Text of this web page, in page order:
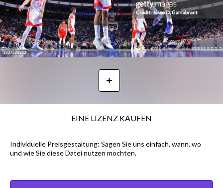
EINE LIZENZ KAUFEN
Individuelle Preisgestaltung: Sagen Sie uns einfach, wann, wo
und wie Sie diese Datei nutzen möchten.